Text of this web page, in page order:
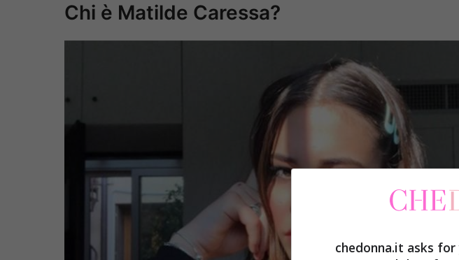
Chi è Matilde Caressa?
chedonna.it asks